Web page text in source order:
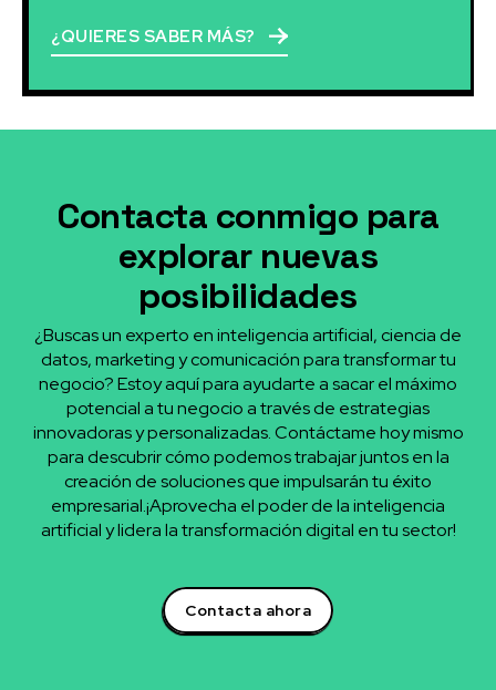
¿QUIERES SABER MÁS?
Contacta conmigo para
explorar nuevas
posibilidades
¿Buscas un experto en inteligencia artificial, ciencia de
datos, marketing y comunicación para transformar tu
negocio? Estoy aquí para ayudarte a sacar el máximo
potencial a tu negocio a través de estrategias
innovadoras y personalizadas. Contáctame hoy mismo
para descubrir cómo podemos trabajar juntos en la
creación de soluciones que impulsarán tu éxito
empresarial.¡Aprovecha el poder de la inteligencia
artificial y lidera la transformación digital en tu sector!
Contacta ahora